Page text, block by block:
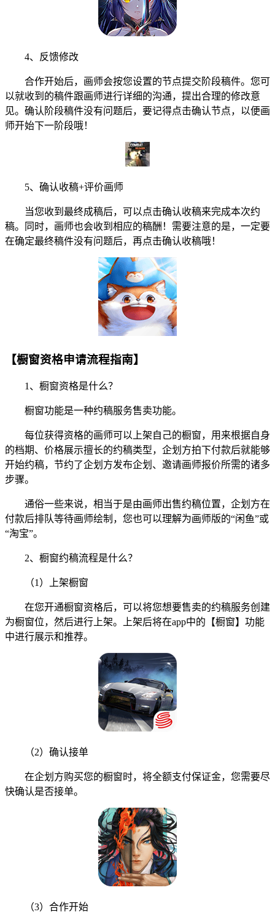
4、反馈修改
合作开始后，画师会按您设置的节点提交阶段稿件。您可
以就收到的稿件跟画师进行详细的沟通，提出合理的修改意
见。确认阶段稿件没有问题后，要记得点击确认节点，以便画
师开始下一阶段哦！
5、确认收稿+评价画师
当您收到最终成稿后，可以点击确认收稿来完成本次约
稿。同时，画师也会收到相应的稿酬！需要注意的是，一定要
在确定最终稿件没有问题后，再点击确认收稿哦！
【橱窗资格申请流程指南】
1、橱窗资格是什么？
橱窗功能是一种约稿服务售卖功能。
每位获得资格的画师可以上架自己的橱窗，用来根据自身
的档期、价格展示擅长的约稿类型，企划方拍下付款后就能够
开始约稿，节约了企划方发布企划、邀请画师报价所需的诸多
步骤。
通俗一些来说，相当于是由画师出售约稿位置，企划方在
付款后排队等待画师绘制，您也可以理解为画师版的“闲鱼”或
“淘宝”。
2、橱窗约稿流程是什么？
（1）上架橱窗
在您开通橱窗资格后，可以将您想要售卖的约稿服务创建
为橱窗位，然后进行上架。上架后将在app中的【橱窗】功能
中进行展示和推荐。
（2）确认接单
在企划方购买您的橱窗时，将全额支付保证金，您需要尽
快确认是否接单。
（3）合作开始